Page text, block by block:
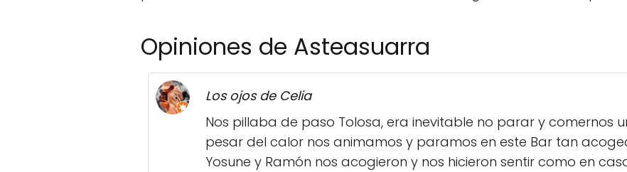
Opiniones de Asteasuarra
Los ojos de Celia
Nos pillaba de paso Tolosa, era inevitable no parar y comernos
pesar del calor nos animamos y paramos en este Bar tan
Yosune y Ramón nos acogieron y nos hicieron sentir como en